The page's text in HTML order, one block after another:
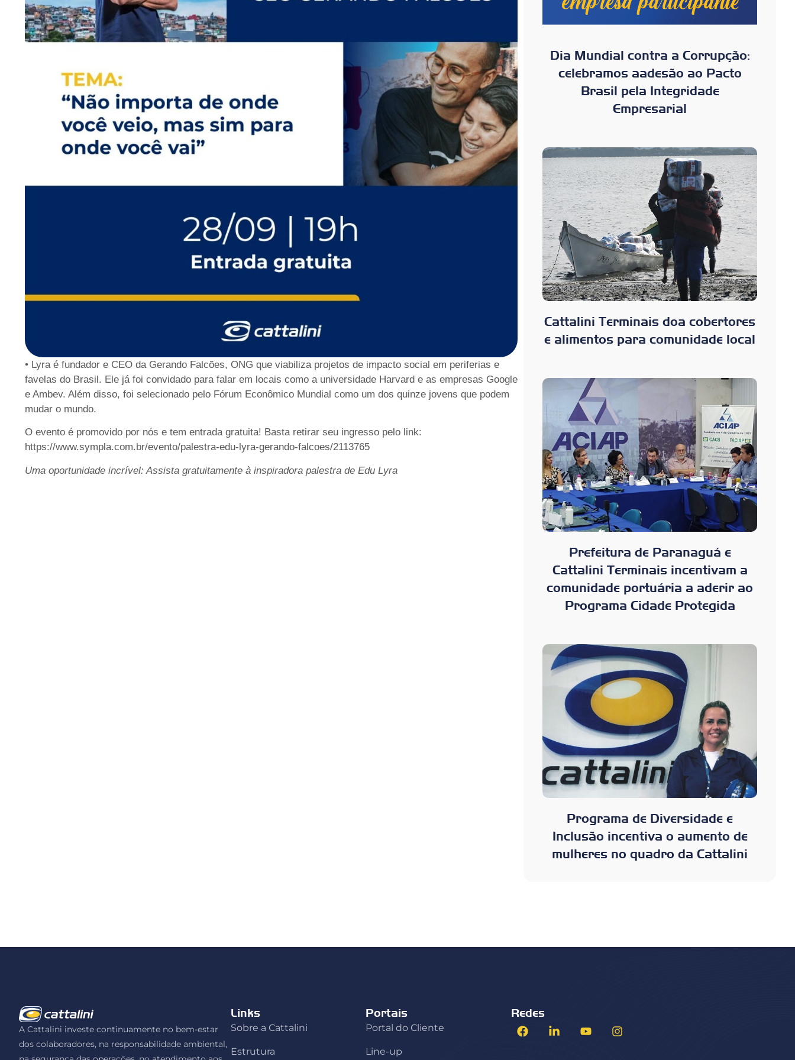
• Lyra é fundador e CEO da Gerando Falcões, ONG que viabiliza projetos de impacto social em periferias e
favelas do Brasil. Ele já foi convidado para falar em locais como a universidade Harvard e as empresas Google
e Ambev. Além disso, foi selecionado pelo Fórum Econômico Mundial como um dos quinze jovens que podem
mudar o mundo.
O evento é promovido por nós e tem entrada gratuita! Basta retirar seu ingresso pelo link:
https://www.sympla.com.br/evento/palestra-edu-lyra-gerando-falcoes/2113765
Uma oportunidade incrível: Assista gratuitamente à inspiradora palestra de Edu Lyra
Dia Mundial contra a Corrupção:
celebramos aadesão ao Pacto
Brasil pela Integridade
Empresarial
Cattalini Terminais doa cobertores
e alimentos para comunidade local
Prefeitura de Paranaguá e
Cattalini Terminais incentivam a
comunidade portuária a aderir ao
Programa Cidade Protegida
Programa de Diversidade e
Inclusão incentiva o aumento de
mulheres no quadro da Cattalini
A Cattalini investe continuamente no bem-estar
dos colaboradores, na responsabilidade ambiental,
Links
Sobre a Cattalini
Estrutura
Portais
Portal do Cliente
Line-up
Redes